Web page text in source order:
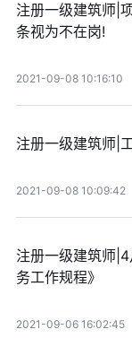
注册一级建筑师|
条视为不在岗!
2021-09-08 10:16:10
注册一级建筑师|
2021-09-08 10:09:42
注册一级建筑师
务工作规程》
2021-09-06 16:02:45